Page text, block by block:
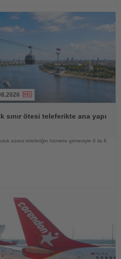
sınır ötesi teleferikte ana yapı
süresi teleferiğin hizmete girmesiyle 6 ila 8